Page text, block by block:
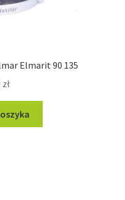
Elmarit 90 135
zł